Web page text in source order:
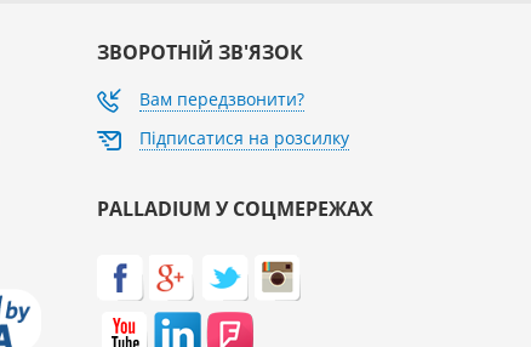
ЗВОРОТНІЙ ЗВ'ЯЗОК
Вам передзвонити?
Підписатися на розсилку
PALLADIUM У СОЦМЕРЕЖАХ